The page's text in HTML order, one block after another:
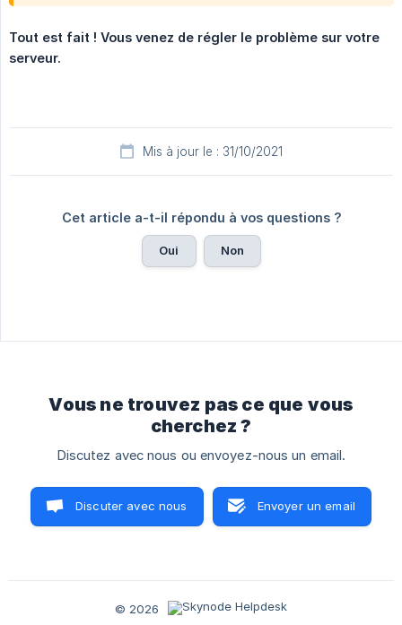
Tout est fait ! Vous venez de régler le problème sur votre
serveur.
Mis à jour le : 31/10/2021
Cet article a-t-il répondu à vos questions ?
Oui Non
Vous ne trouvez pas ce que vous
cherchez ?
Discutez avec nous ou envoyez-nous un email.
Discuter avec nous Envoyer un email
© 2026